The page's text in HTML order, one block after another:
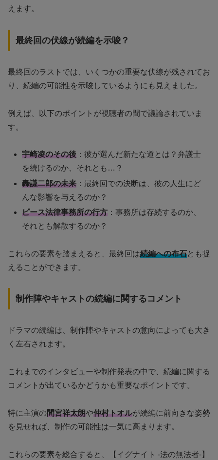
えます。
最終回の伏線が続編を示唆？
最終回のラストでは、いくつかの重要な伏線が残されてお
り、続編の可能性を示唆しているようにも見えました。
例えば、以下のポイントが視聴者の間で議論されていま
す。
宇崎凌のその後 ：彼が選んだ新たな道とは？弁護士
を続けるのか、それとも…？
轟謙二郎の未来 ：最終回での決断は、彼の人生にど
んな影響を与えるのか？
ピース法律事務所の行方 ：事務所は存続するのか、
それとも解散するのか？
これらの要素を踏まえると、最終回は続編への布石とも捉
えることができます。
制作陣やキャストの続編に関するコメント
ドラマの続編は、制作陣やキャストの意向によっても大き
く左右されます。
これまでのインタビューや制作発表の中で、続編に関する
コメントが出ているかどうかも重要なポイントです。
特に主演の間宮祥太朗や仲村トオルが続編に前向きな姿勢
を見せれば、制作の可能性は一気に高まります。
これらの要素を総合すると、【イグナイト -法の無法者-】